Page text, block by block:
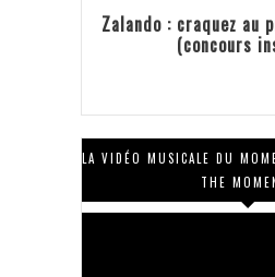
Zalando : craquez au
(concours
LA VIDÉO MUSICALE DU
THE